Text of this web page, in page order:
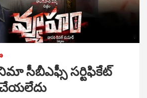
సీబీఎఫ్సీ సర్టిఫికేట్
చేయలేదు